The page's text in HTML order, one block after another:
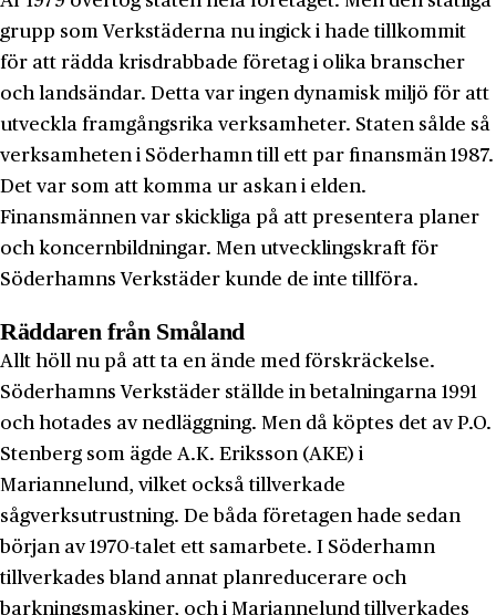
grupp som Verkstäderna nu ingick i hade tillkommit
för att rädda krisdrabbade företag i olika branscher
och landsändar. Detta var ingen dynamisk miljö för att
utveckla framgångsrika verksamheter. Staten sålde så
verksamheten i Söderhamn till ett par finansmän 1987.
Det var som att komma ur askan i elden.
Finansmännen var skickliga på att presentera planer
och koncernbildningar. Men utvecklingskraft för
Söderhamns Verkstäder kunde de inte tillföra.
Räddaren från Småland
Allt höll nu på att ta en ände med förskräckelse.
Söderhamns Verkstäder ställde in betalningarna 1991
och hotades av nedläggning. Men då köptes det av P.O.
Stenberg som ägde A.K. Eriksson (AKE) i
Mariannelund, vilket också tillverkade
sågverksutrustning. De båda företagen hade sedan
början av 1970-talet ett samarbete. I Söderhamn
tillverkades bland annat planreducerare och
barkningsmaskiner, och i Mariannelund tillverkades